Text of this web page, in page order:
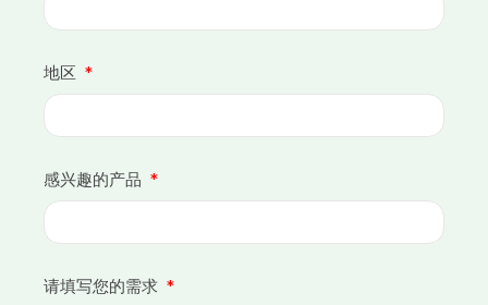
地区
感兴趣的产品
请填写您的需求